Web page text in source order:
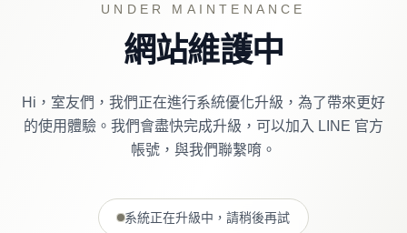
UNDER MAINTENANCE
網站維護中
Hi，室友們，我們正在進行系統優化升級，為了帶來更好
的使用體驗。 我們會盡快完成升級，可以加入 LINE 官方
帳號，與我們聯繫唷。
系統正在升級中，請稍後再試